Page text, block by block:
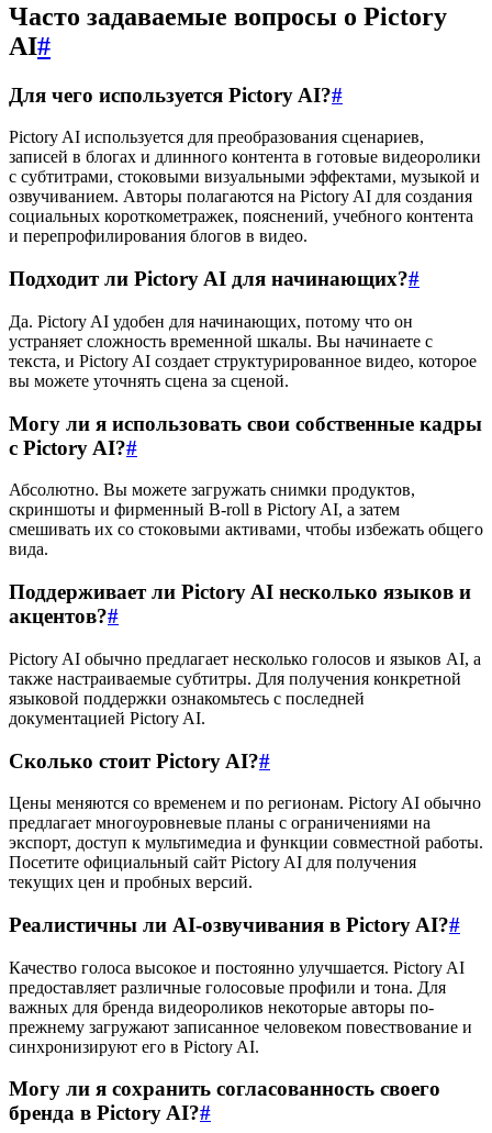
Часто задаваемые вопросы о Pictory
AI#
Для чего используется Pictory AI?#
Pictory AI используется для преобразования сценариев,
записей в блогах и длинного контента в готовые видеоролики
с субтитрами, стоковыми визуальными эффектами, музыкой и
озвучиванием. Авторы полагаются на Pictory AI для создания
социальных короткометражек, пояснений, учебного контента
и перепрофилирования блогов в видео.
Подходит ли Pictory AI для начинающих?#
Да. Pictory AI удобен для начинающих, потому что он
устраняет сложность временной шкалы. Вы начинаете с
текста, и Pictory AI создает структурированное видео, которое
вы можете уточнять сцена за сценой.
Могу ли я использовать свои собственные кадры
с Pictory AI?#
Абсолютно. Вы можете загружать снимки продуктов,
скриншоты и фирменный B-roll в Pictory AI, а затем
смешивать их со стоковыми активами, чтобы избежать общего
вида.
Поддерживает ли Pictory AI несколько языков и
акцентов?#
Pictory AI обычно предлагает несколько голосов и языков AI, а
также настраиваемые субтитры. Для получения конкретной
языковой поддержки ознакомьтесь с последней
документацией Pictory AI.
Сколько стоит Pictory AI?#
Цены меняются со временем и по регионам. Pictory AI обычно
предлагает многоуровневые планы с ограничениями на
экспорт, доступ к мультимедиа и функции совместной работы.
Посетите официальный сайт Pictory AI для получения
текущих цен и пробных версий.
Реалистичны ли AI-озвучивания в Pictory AI?#
Качество голоса высокое и постоянно улучшается. Pictory AI
предоставляет различные голосовые профили и тона. Для
важных для бренда видеороликов некоторые авторы по-
прежнему загружают записанное человеком повествование и
синхронизируют его в Pictory AI.
Могу ли я сохранить согласованность своего
бренда в Pictory AI?#